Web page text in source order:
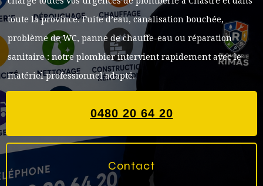
toute la province. Fuite d’eau, canalisation bouchée,
problème de WC, panne de chauffe-eau ou réparation
sanitaire : notre plombier intervient rapidement avec le
matériel professionnel adapté.
0480 20 64 20
Contact